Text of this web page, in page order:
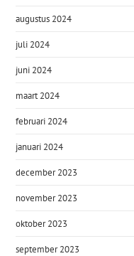
augustus 2024
juli 2024
juni 2024
maart 2024
februari 2024
januari 2024
december 2023
november 2023
oktober 2023
september 2023